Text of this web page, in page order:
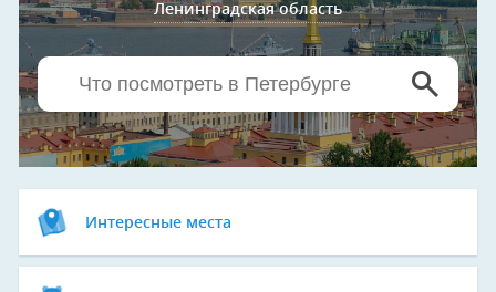
Ленинградская область
Интересные места